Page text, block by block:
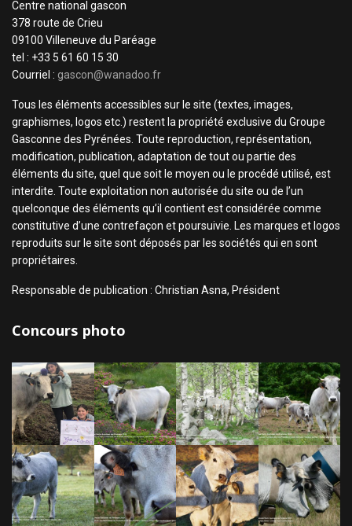
Centre national gascon
378 route de Crieu
09100 Villeneuve du Paréage
tel : +33 5 61 60 15 30
Courriel : gascon@wanadoo.fr
Tous les éléments accessibles sur le site (textes, images,
graphismes, logos etc.) restent la propriété exclusive du Groupe
Gasconne des Pyrénées. Toute reproduction, représentation,
modification, publication, adaptation de tout ou partie des
éléments du site, quel que soit le moyen ou le procédé utilisé, est
interdite. Toute exploitation non autorisée du site ou de l’un
quelconque des éléments qu’il contient est considérée comme
constitutive d’une contrefaçon et poursuivie. Les marques et logos
reproduits sur le site sont déposés par les sociétés qui en sont
propriétaires.
Responsable de publication : Christian Asna, Président
Concours photo